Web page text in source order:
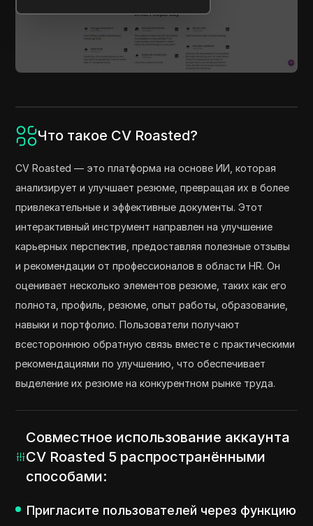
Что такое CV Roasted?
CV Roasted — это платформа на основе ИИ, которая
анализирует и улучшает резюме, превращая их в более
привлекательные и эффективные документы. Этот
интерактивный инструмент направлен на улучшение
карьерных перспектив, предоставляя полезные отзывы
и рекомендации от профессионалов в области HR. Он
оценивает несколько элементов резюме, таких как его
полнота, профиль, резюме, опыт работы, образование,
навыки и портфолио. Пользователи получают
всестороннюю обратную связь вместе с практическими
рекомендациями по улучшению, что обеспечивает
выделение их резюме на конкурентном рынке труда.
Совместное использование аккаунта
CV Roasted 5 распространёнными
способами:
Пригласите пользователей через функцию